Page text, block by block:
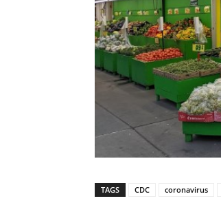
TAGS CDC coronavirus